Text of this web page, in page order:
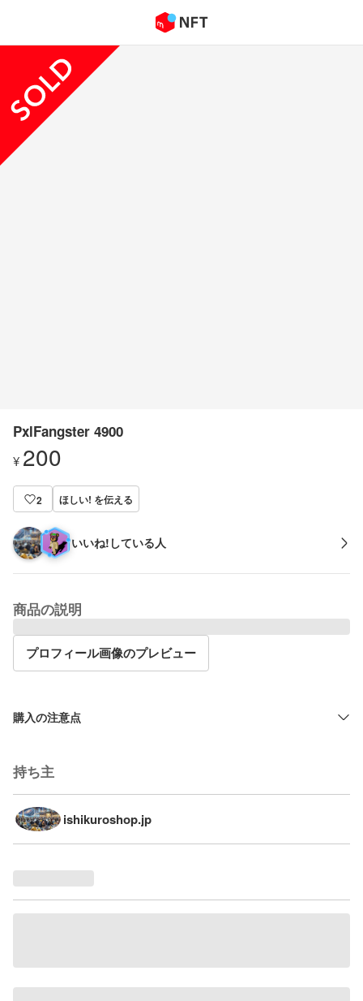
PxlFangster 4900
¥ 200
2 ほしい! を伝える
いいね!している人
商品の説明
プロフィール画像のプレビュー
購入の注意点
持ち主
ishikuroshop.jp